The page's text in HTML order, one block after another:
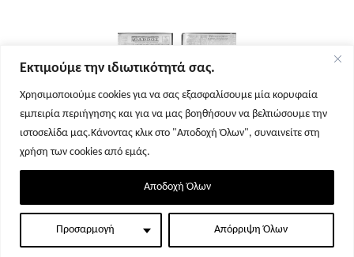
Εκτιμούμε την ιδιωτικότητά σας.
Χρησιμοποιούμε cookies για να σας εξασφαλίσουμε μία κορυφαία
εμπειρία περιήγησης και για να μας βοηθήσουν να βελτιώσουμε την
ιστοσελίδα μας.Κάνοντας κλικ στο "Αποδοχή Όλων", συναινείτε στη
χρήση των cookies από εμάς.
Προσαρμογή Απόρριψη Όλων
Αποδοχή Όλων
Σελίδα 1 Σελίδα 2